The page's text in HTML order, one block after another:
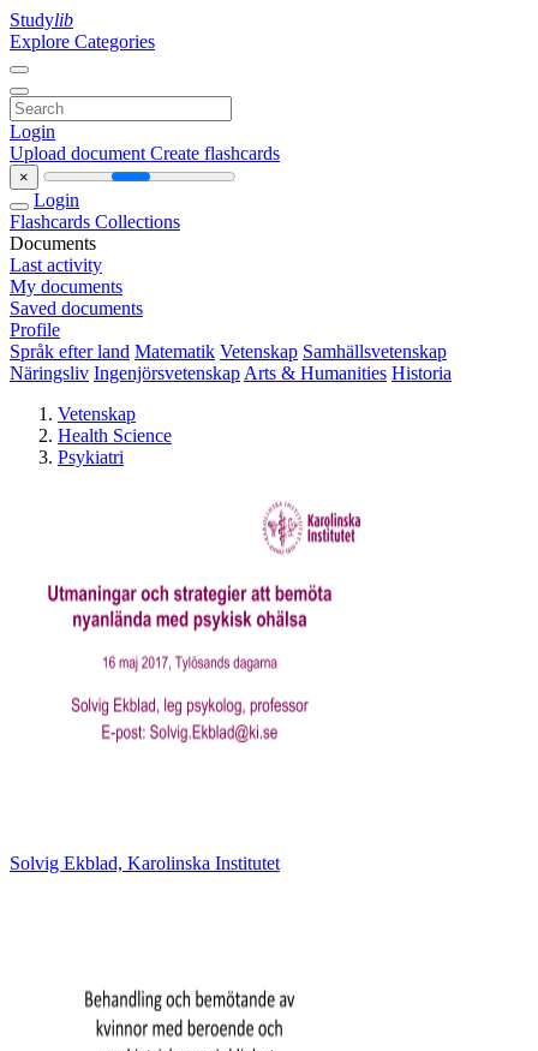
Studylib
Explore Categories
Login
Upload document Create flashcards
×
Login
Flashcards Collections
Documents
Last activity
My documents
Saved documents
Profile
Språk efter land Matematik Vetenskap Samhällsvetenskap
Näringsliv Ingenjörsvetenskap Arts & Humanities Historia
Vetenskap
Health Science
Psykiatri
Solvig Ekblad, Karolinska Institutet